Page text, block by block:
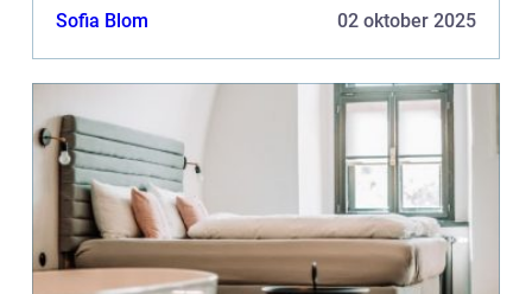
Sofia Blom 02 oktober 2025